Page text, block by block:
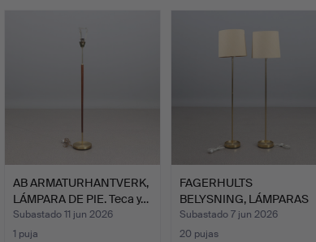
AB ARMATURHANTVERK,
LÁMPARA DE PIE. Teca y…
Subastado 11 jun 2026
1 puja
FAGERHULTS
BELYSNING, LÁMPARAS
DE PIE, UN …
Subastado 7 jun 2026
20 pujas